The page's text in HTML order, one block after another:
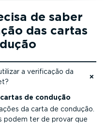
de saber
das cartas
a verificação da
de condução
da carta de condução.
podem ter de provar que